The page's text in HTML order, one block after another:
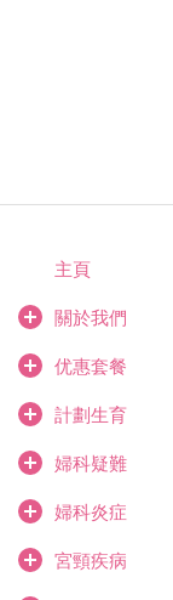
主頁
關於我們
优惠套餐
計劃生育
婦科疑難
婦科炎症
宮頸疾病